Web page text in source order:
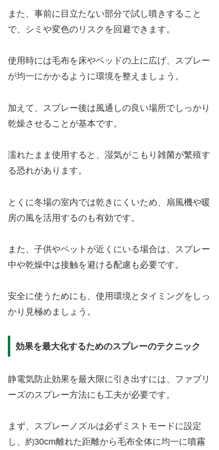
また、事前に目立たない部分で試し噴きすること
で、シミや変色のリスクを回避できます。
使用時には毛布を床やベッドの上に広げ、スプレー
が均一にかかるように環境を整えましょう。
加えて、スプレー後は風通しの良い場所でしっかり
乾燥させることが基本です。
濡れたまま使用すると、湿気がこもり雑菌が繁殖す
る恐れがあります。
とくに冬場の室内では乾きにくいため、扇風機や暖
房の風を活用するのも有効です。
また、子供やペットが近くにいる場合は、スプレー
中や乾燥中は接触を避ける配慮も必要です。
安全に使うためにも、使用環境とタイミングをしっ
かり見極めましょう。
効果を最大化するためのスプレーのテクニック
静電気防止効果を最大限に引き出すには、ファブリ
ーズのスプレー方法にも工夫が必要です。
まず、スプレーノズルは必ずミストモードに設定
し、約30cm離れた距離から毛布全体に均一に噴霧